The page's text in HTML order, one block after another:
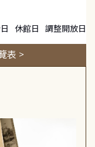
休館日 調整開放日
表 >